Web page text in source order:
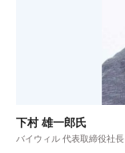
下村 雄一郎氏
バイウィル 代表取締役社長